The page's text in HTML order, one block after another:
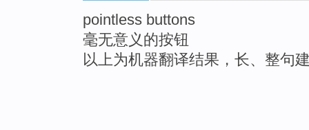
pointless buttons
毫无意义的按钮
以上为机器翻译结果，长、整句